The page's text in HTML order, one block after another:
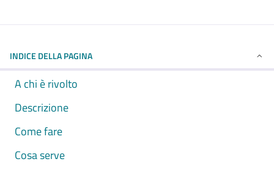
INDICE DELLA PAGINA
A chi è rivolto
Descrizione
Come fare
Cosa serve